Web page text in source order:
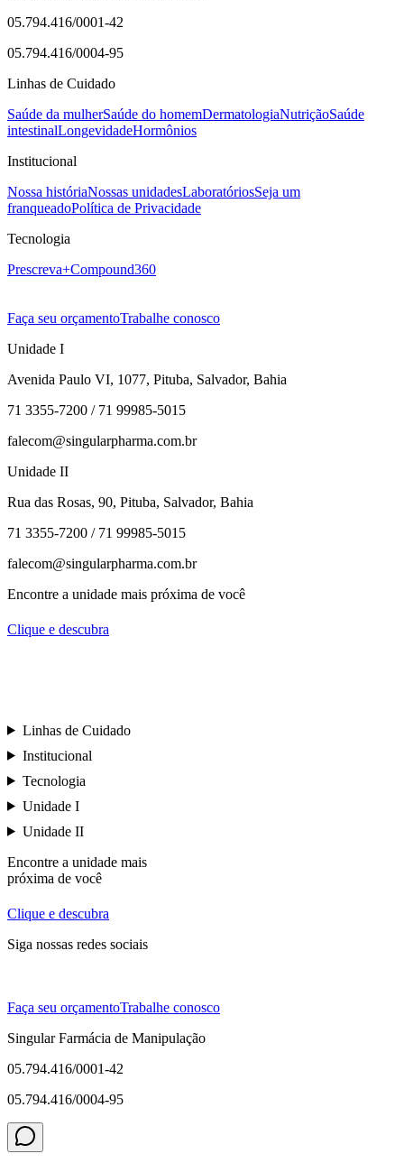
05.794.416/0001-42
05.794.416/0004-95
Linhas de Cuidado
Saúde da mulherSaúde do homemDermatologiaNutriçãoSaúde
intestinalLongevidadeHormônios
Institucional
Nossa históriaNossas unidadesLaboratóriosSeja um
franqueadoPolítica de Privacidade
Tecnologia
Prescreva+Compound360
Faça seu orçamentoTrabalhe conosco
Unidade I
Avenida Paulo VI, 1077, Pituba, Salvador, Bahia
71 3355-7200 / 71 99985-5015
falecom@singularpharma.com.br
Unidade II
Rua das Rosas, 90, Pituba, Salvador, Bahia
71 3355-7200 / 71 99985-5015
falecom@singularpharma.com.br
Encontre a unidade mais próxima de você
Clique e descubra
Linhas de Cuidado
Institucional
Tecnologia
Unidade I
Unidade II
Encontre a unidade mais
próxima de você
Clique e descubra
Siga nossas redes sociais
Faça seu orçamentoTrabalhe conosco
Singular Farmácia de Manipulação
05.794.416/0001-42
05.794.416/0004-95